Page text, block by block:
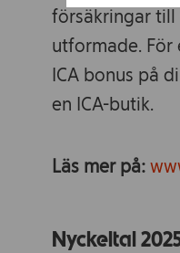
försäkringar till
utformade. För
ICA bonus på
en ICA-butik.
Läs mer på:
Nyckeltal